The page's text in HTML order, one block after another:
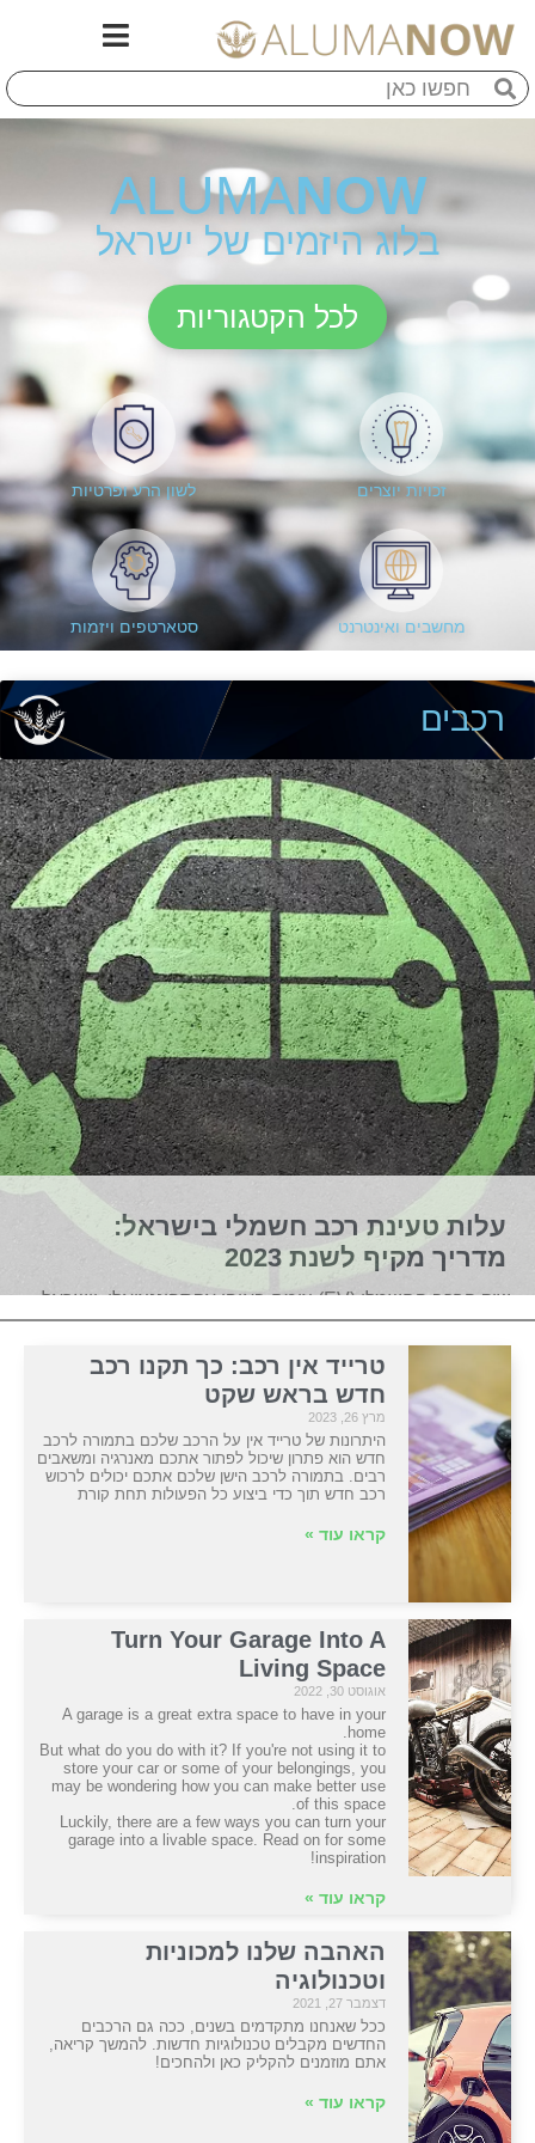
ALUMANOW
בלוג היזמים של ישראל
לכל הקטגוריות
זכויות יוצרים לשון הרע ופרטיות
מחשבים ואינטרנט סטארטפים ויזמות
רכבים
עלות טעינת רכב חשמלי בישראל:
מדריך מקיף לשנת 2023
שוק הרכב החשמלי (EV) צומח באופן אקספוננציאלי, וישראל
אינה יוצאת דופן למגמה זו. ככל שיותר אנשים שוקלים לעבור
למכוניות חשמליות כאשר הם מחפשים רכב חדש, הבנת
עלות הטעינה הופכת לגורם
קראו עוד »
טרייד אין רכב: כך תקנו רכב
חדש בראש שקט
מרץ 26, 2023
היתרונות של טרייד אין על הרכב שלכם בתמורה לרכב
חדש הוא פתרון שיכול לפתור אתכם מאנרגיה ומשאבים
רבים. בתמורה לרכב הישן שלכם אתכם יכולים לרכוש
רכב חדש תוך כדי ביצוע כל הפעולות תחת קורת
קראו עוד »
Turn Your Garage Into A
Living Space
אוגוסט 30, 2022
A garage is a great extra space to have in your
home.
But what do you do with it? If you're not using it to
store your car or some of your belongings, you
may be wondering how you can make better use
of this space.
Luckily, there are a few ways you can turn your
garage into a livable space. Read on for some
inspiration!
קראו עוד »
האהבה שלנו למכוניות
וטכנולוגיה
דצמבר 27, 2021
ככל שאנחנו מתקדמים בשנים, ככה גם הרכבים
החדשים מקבלים טכנולוגיות חדשות. להמשך קריאה,
אתם מוזמנים להקליק כאן ולהחכים!
קראו עוד »